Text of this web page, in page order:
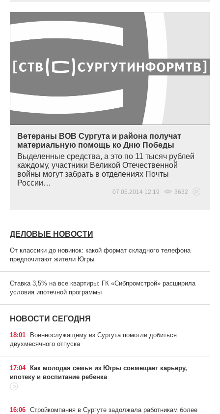
Ветераны ВОВ Сургута и района получат
материальную помощь ко Дню Победы
Выделенные средства, а это по 11 тысяч рублей
каждому, участники Великой Отечественной
войны могут забрать в отделениях Почты
России…
07.05.2014 12:19 3632
ДЕЛОВЫЕ НОВОСТИ
От классики до новинок: какой формат складного телефона
предпочитают жители Югры
Ставка 3,5% на все квартиры: ГК «Сибпромстрой» расширила
условия ипотечной программы
НОВОСТИ СЕГОДНЯ
18:01
Военнослужащему из Сургута помогли добиться
двухмесячного отпуска
17:04 Как молодая семья из Югры совмещает карьеру,
ипотеку и воспитание ребенка
16:06 Стройкомпания в Сургуте задолжала работникам более